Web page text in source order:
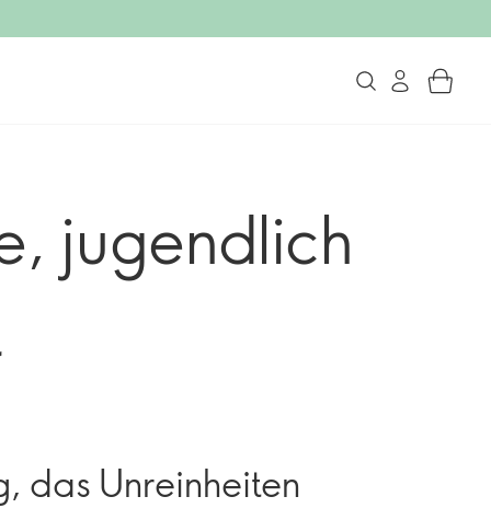
jugendlich
das Unreinheiten